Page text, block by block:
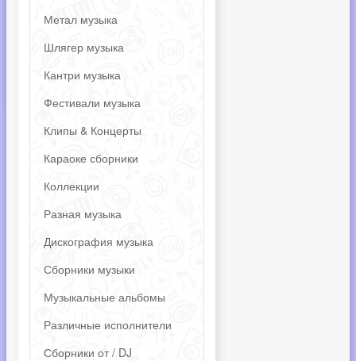
Метал музыка
Шлягер музыка
Кантри музыка
Фестивали музыка
Клипы & Концерты
Караоке сборники
Коллекции
Разная музыка
Дискография музыка
Сборники музыки
Музыкальные альбомы
Различные исполнители
Сборники от / DJ